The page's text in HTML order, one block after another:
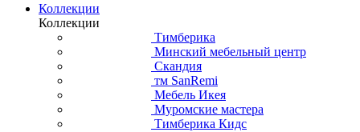
Коллекции
Коллекции
Тимберика
Минский мебельный центр
Скандия
тм SanRemi
Мебель Икея
Муромские мастера
Тимберика Кидс